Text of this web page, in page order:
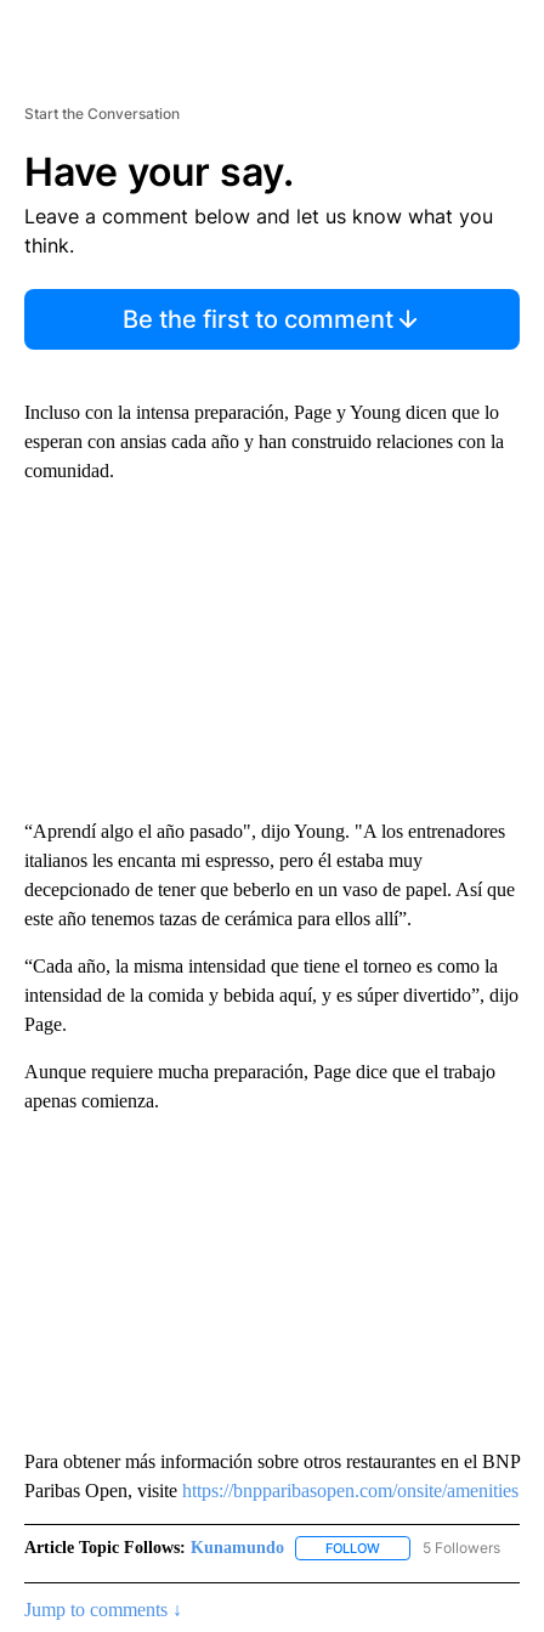
Start the Conversation
Have your say.
Leave a comment below and let us know what you
think.
Be the first to comment
Incluso con la intensa preparación, Page y Young dicen que lo
esperan con ansias cada año y han construido relaciones con la
comunidad.
“Aprendí algo el año pasado", dijo Young. "A los entrenadores
italianos les encanta mi espresso, pero él estaba muy
decepcionado de tener que beberlo en un vaso de papel. Así que
este año tenemos tazas de cerámica para ellos allí”.
“Cada año, la misma intensidad que tiene el torneo es como la
intensidad de la comida y bebida aquí, y es súper divertido”, dijo
Page.
Aunque requiere mucha preparación, Page dice que el trabajo
apenas comienza.
Para obtener más información sobre otros restaurantes en el BNP
Paribas Open, visite https://bnpparibasopen.com/onsite/amenities
Article Topic Follows: Kunamundo FOLLOW FOLLOW5 Followers
Jump to comments ↓